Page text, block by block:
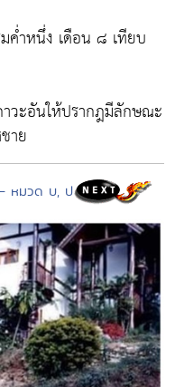
ค่ำหนึ่ง เดือน ๘ เทียบ
วะอันให้ปรากฎมีลักษณะ
าย
หมวด บ, ป